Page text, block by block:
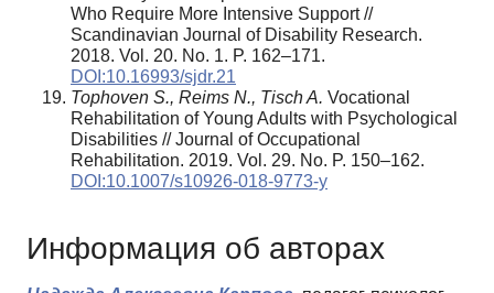
Who Require More Intensive Support //
Scandinavian Journal of Disability Research.
2018. Vol. 20. No. 1. P. 162–171.
DOI:10.16993/sjdr.21
Tophoven S., Reims N., Tisch A. Vocational
Rehabilitation of Young Adults with Psychological
Disabilities // Journal of Occupational
Rehabilitation. 2019. Vol. 29. No. P. 150–162.
DOI:10.1007/s10926-018-9773-y
Информация об авторах